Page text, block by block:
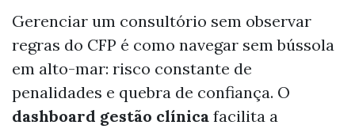
Gerenciar um consultório sem observar
regras do CFP é como navegar sem bússola
em alto-mar: risco constante de
penalidades e quebra de confiança. O
dashboard gestão clínica facilita a